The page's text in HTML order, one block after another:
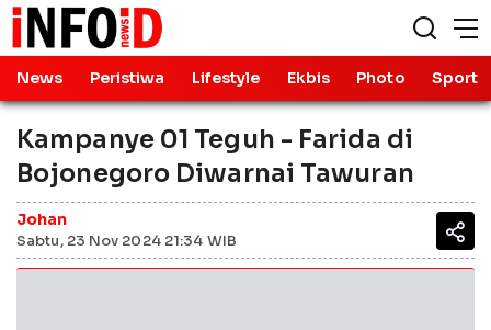
News Peristiwa Lifestyle Ekbis Photo Sport
Kampanye 01 Teguh - Farida di
Bojonegoro Diwarnai Tawuran
Johan
Sabtu, 23 Nov 2024 21:34 WIB